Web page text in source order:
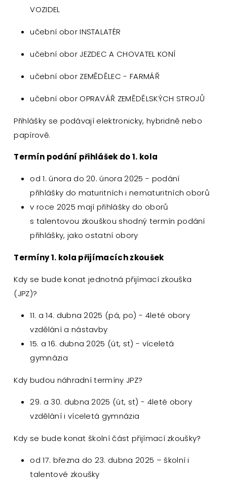
VOZIDEL
učební obor INSTALATÉR
učební obor JEZDEC A CHOVATEL KONÍ
učební obor ZEMĚDĚLEC - FARMÁŘ
učební obor OPRAVÁŘ ZEMĚDĚLSKÝCH STROJŮ
Přihlášky se podávají elektronicky, hybridně nebo
papírově.
Termín podání přihlášek do 1. kola
od 1. února do 20. února 2025 - podání
přihlášky do maturitních i nematuritních oborů
v roce 2025 mají přihlášky do oborů
s talentovou zkouškou shodný termín podání
přihlášky, jako ostatní obory
Termíny 1. kola přijímacích zkoušek
Kdy se bude konat jednotná přijímací zkouška
(JPZ)?
11. a 14. dubna 2025 (pá, po) - 4leté obory
vzdělání a nástavby
15. a 16. dubna 2025 (út, st) - víceletá
gymnázia
Kdy budou náhradní termíny JPZ?
29. a 30. dubna 2025 (út, st) - 4leté obory
vzdělání i víceletá gymnázia
Kdy se bude konat školní část přijímací zkoušky?
od 17. března do 23. dubna 2025 – školní i
talentové zkoušky